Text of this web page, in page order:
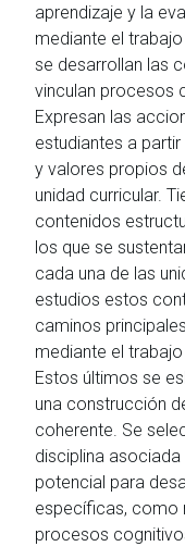
aprendizaje y la
mediante el
se desarrollan las
vinculan procesos
Expresan las
estudiantes a
y valores propios
unidad curricular.
contenidos
los que se
cada una de las
estudios estos
caminos
mediante el
Estos últimos se
una construcción
coherente. Se
disciplina asociada
potencial para
específicas, como
procesos